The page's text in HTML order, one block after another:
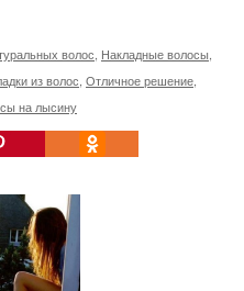
волос Накладные волосы
из волос Отличное решение
на лысину